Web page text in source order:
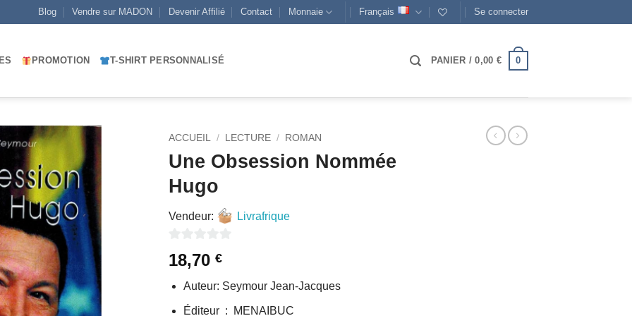
Blog Vendre sur MADON Devenir Affilié Contact Monnaie Français Se connecter
PROMOTION T-SHIRT PERSONNALISÉ PANIER /0,00 € 0
AJOUTER
À MES
FAVORIS
ACCUEIL / LECTURE / ROMAN
Une Obsession Nommée
Hugo
Vendeur: Livrafrique
sur
5
18,70 €
Auteur: Seymour Jean-Jacques
Éditeur ‏ : ‎ MENAIBUC